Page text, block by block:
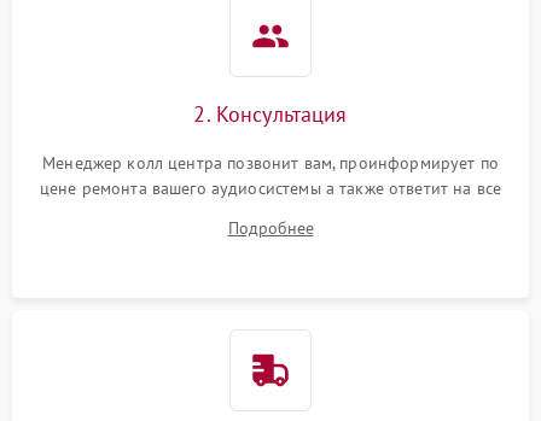
2. Консультация
Менеджер колл центра позвонит вам, проинформирует по
цене ремонта вашего аудиосистемы а также ответит на все
Подробнее